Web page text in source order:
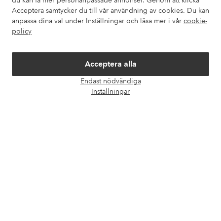
Acceptera samtycker du till vår användning av cookies. Du kan
anpassa dina val under Inställningar och läsa mer i vår cookie-
policy
Acceptera alla
Endast nödvändiga
Inställningar
Mina sidor
Om Ellos